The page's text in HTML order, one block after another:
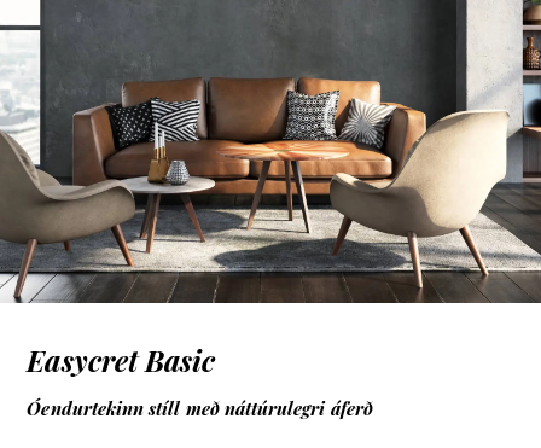
Easycret Basic
Óendurtekinn stíll með náttúrulegri áferð